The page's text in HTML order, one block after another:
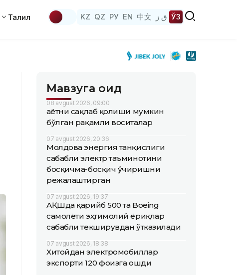
Таҳлил KZ QZ РУ EN 中文 ق ز ЎЗ
Мавзуга оид
08 avgust 2026, 09:00
Ҳаётни сақлаб қолиши мумкин
бўлган рақамли воситалар
07 avgust 2026, 20:36
Молдова энергия танқислиги
сабабли электр таъминотини
босқичма-босқич ўчиришни
режалаштирган
07 avgust 2026, 19:37
АҚШда қарийб 500 та Boeing
самолёти эҳтимолий ёриқлар
сабабли текширувдан ўтказилади
07 avgust 2026, 18:38
Хитойдан электромобиллар
экспорти 120 фоизга ошди